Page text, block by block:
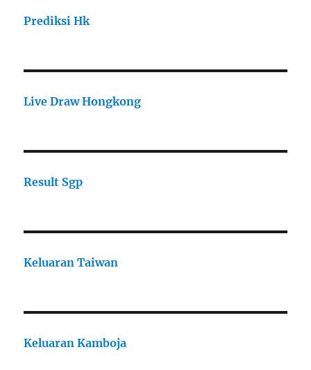
Prediksi Hk
Live Draw Hongkong
Result Sgp
Keluaran Taiwan
Keluaran Kamboja